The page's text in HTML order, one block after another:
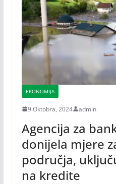
EKONOMIJA
9 Oktobra, 2024 admin
Agencija za
donijela mjere
područja,
na kredite